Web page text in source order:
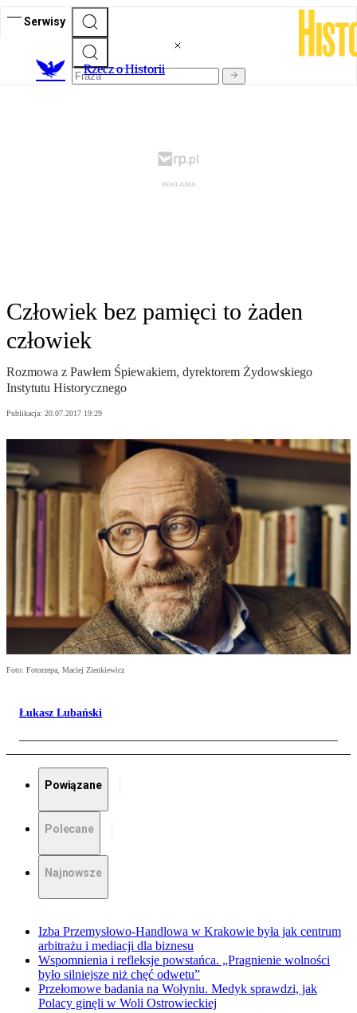
Serwisy
Rzecz o Historii
Człowiek bez pamięci to żaden
człowiek
Rozmowa z Pawłem Śpiewakiem, dyrektorem Żydowskiego
Instytutu Historycznego
Publikacja: 20.07.2017 19:29
Foto: Fotorzepa, Maciej Zienkiewicz
Łukasz Lubański
Powiązane
Polecane
Najnowsze
Izba Przemysłowo-Handlowa w Krakowie była jak centrum
arbitrażu i mediacji dla biznesu
Wspomnienia i refleksje powstańca. „Pragnienie wolności
było silniejsze niż chęć odwetu”
Przełomowe badania na Wołyniu. Medyk sprawdzi, jak
Polacy ginęli w Woli Ostrowieckiej